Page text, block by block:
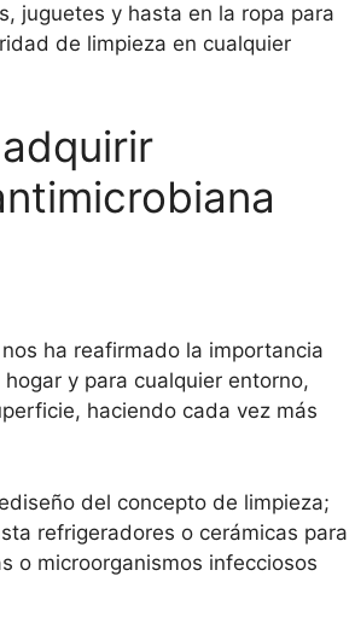
juguetes y hasta en la ropa para
de limpieza en cualquier
ha reafirmado la importancia
hogar y para cualquier entorno,
haciendo cada vez más
del concepto de limpieza;
refrigeradores o cerámicas para
o microorganismos infecciosos